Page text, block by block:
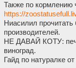
Также по кормлению
https://
Ниасилил прочитать
производителей.
НЕ ДАВАЙ КОТУ:
виноград.
Гайд по натуралке